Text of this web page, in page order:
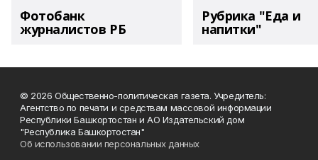
Фотобанк
журналистов РБ
Рубрика "Еда и
напитки"
© 2026 Общественно-политическая газета. Учредитель:
Агентство по печати и средствам массовой информации
Республики Башкортостан и АО Издательский дом
"Республика Башкортостан"
Об использовании персональных данных